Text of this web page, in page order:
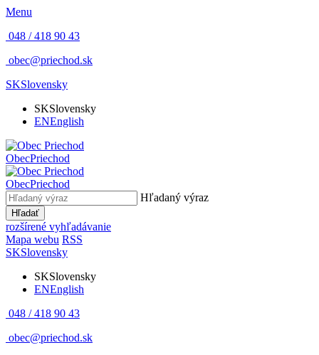
Menu
048 / 418 90 43
obec@priechod.sk
SKSlovensky
SKSlovensky
ENEnglish
ObecPriechod
ObecPriechod
Hľadaný výraz
Hľadať
rozšírené vyhľadávanie
Mapa webu RSS
SKSlovensky
SKSlovensky
ENEnglish
048 / 418 90 43
obec@priechod.sk